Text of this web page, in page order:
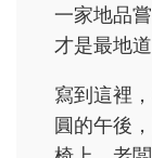
一家地品
才是最地
寫到這裡
圓的午後